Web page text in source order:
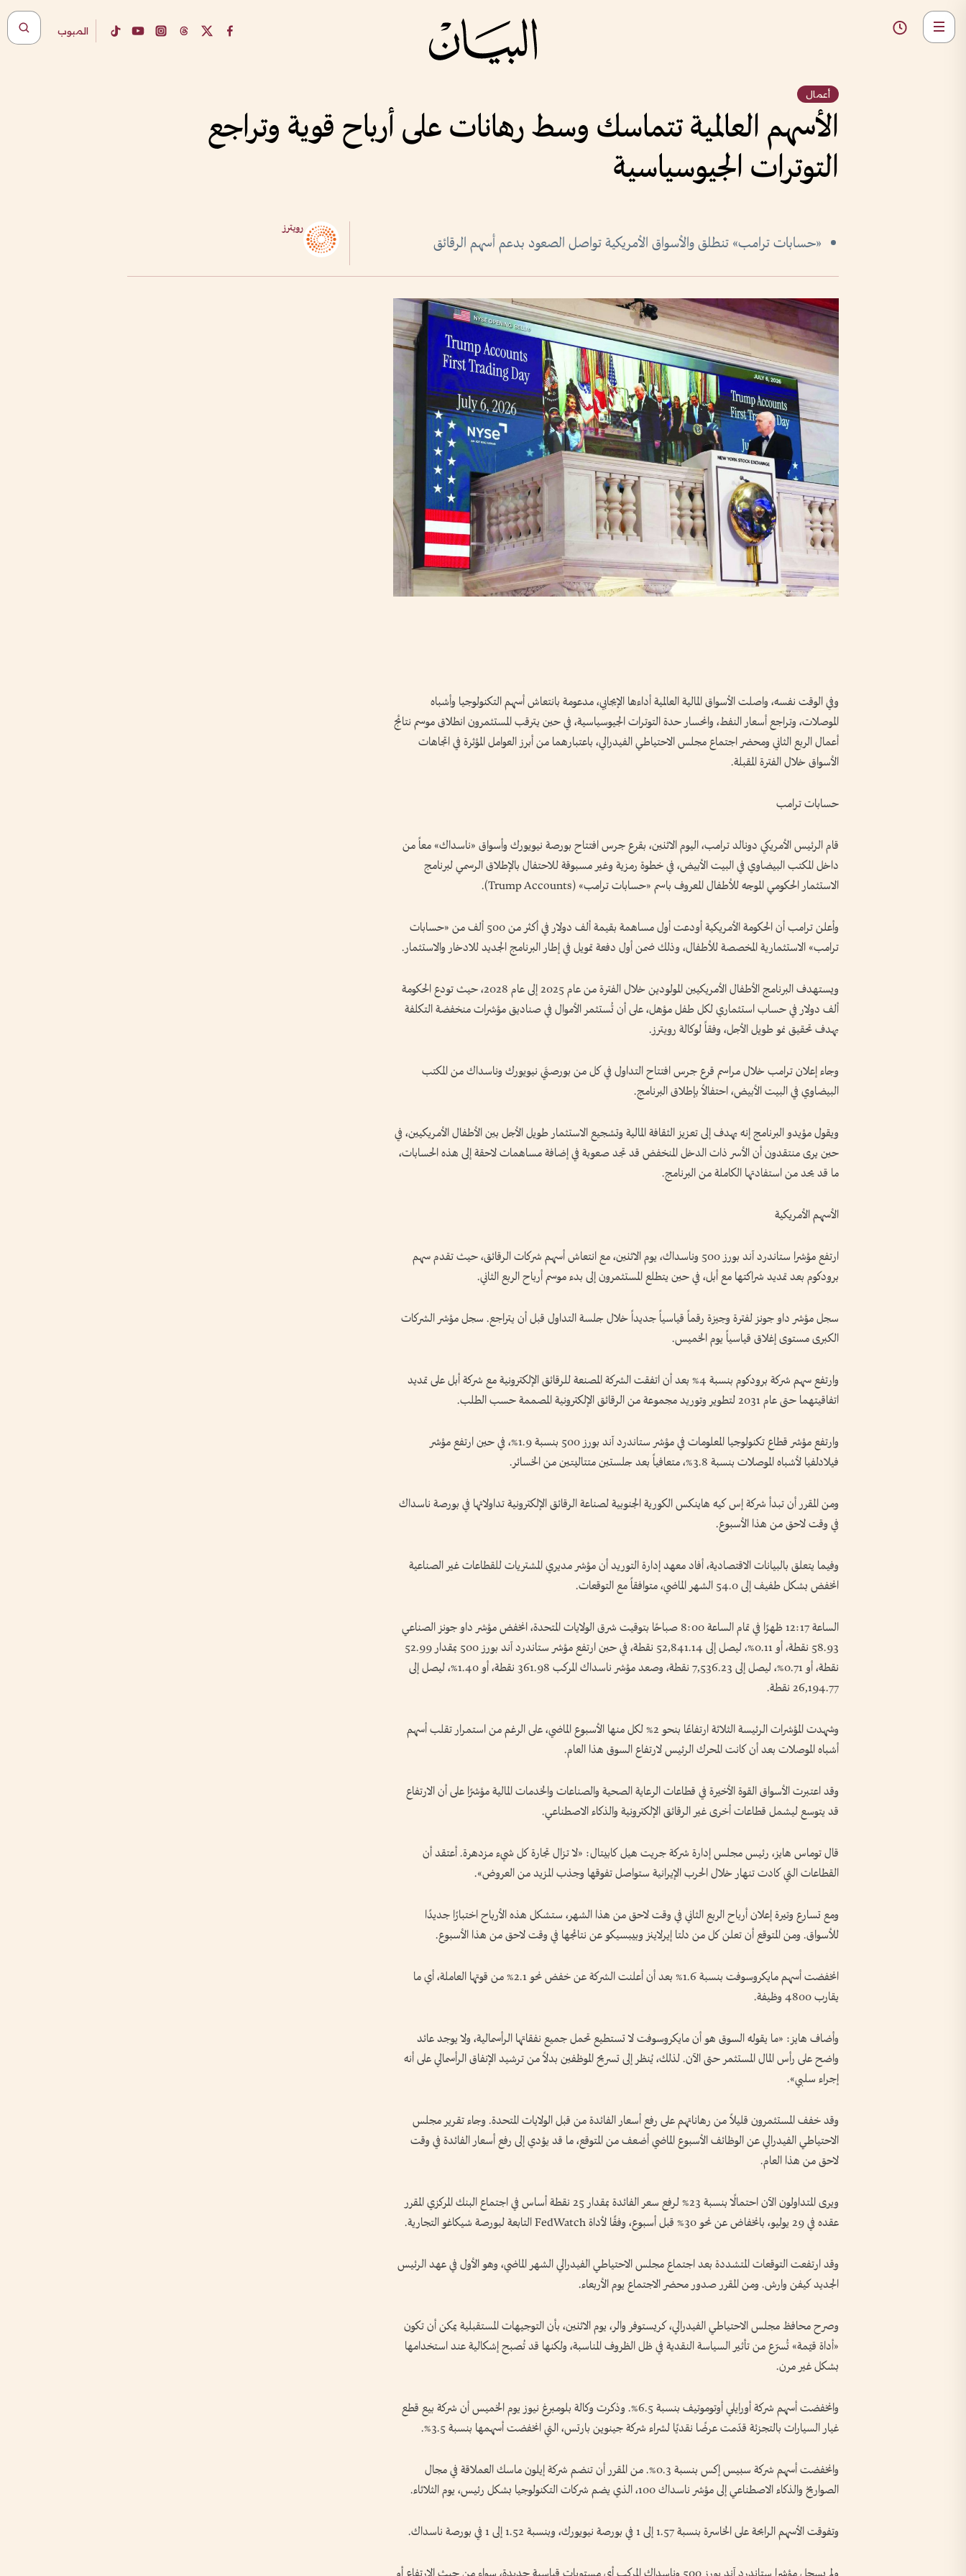
المبوب
أعمال
الأسهم العالمية تتماسك وسط رهانات على أرباح قوية وتراجع
التوترات الجيوسياسية
«حسابات ترامب» تنطلق والأسواق الأمريكية تواصل الصعود بدعم أسهم الرقائق
رويترز
وفي الوقت نفسه، واصلت الأسواق المالية العالمية أداءها الإيجابي، مدعومة بانتعاش أسهم التكنولوجيا وأشباه
الموصلات، وتراجع أسعار النفط، وانحسار حدة التوترات الجيوسياسية، في حين يترقب المستثمرون انطلاق موسم نتائج
أعمال الربع الثاني ومحضر اجتماع مجلس الاحتياطي الفيدرالي، باعتبارهما من أبرز العوامل المؤثرة في اتجاهات
الأسواق خلال الفترة المقبلة.
حسابات ترامب
قام الرئيس الأمريكي دونالد ترامب، اليوم الاثنين، بقرع جرس افتتاح بورصة نيويورك وأسواق «ناسداك» معاً من
داخل المكتب البيضاوي في البيت الأبيض، في خطوة رمزية وغير مسبوقة للاحتفال بالإطلاق الرسمي لبرنامج
الاستثمار الحكومي الموجه للأطفال المعروف باسم «حسابات ترامب» (Trump Accounts).
وأعلن ترامب أن الحكومة الأمريكية أودعت أول مساهمة بقيمة ألف دولار في أكثر من 500 ألف من «حسابات
ترامب» الاستثمارية المخصصة للأطفال، وذلك ضمن أول دفعة تمويل في إطار البرنامج الجديد للادخار والاستثمار.
ويستهدف البرنامج الأطفال الأمريكيين المولودين خلال الفترة من عام 2025 إلى عام 2028، حيث تودع الحكومة
ألف دولار في حساب استثماري لكل طفل مؤهل، على أن تُستثمر الأموال في صناديق مؤشرات منخفضة التكلفة
بهدف تحقيق نمو طويل الأجل، وفقاً لوكالة رويترز.
وجاء إعلان ترامب خلال مراسم قرع جرس افتتاح التداول في كل من بورصتَي نيويورك وناسداك من المكتب
البيضاوي في البيت الأبيض، احتفالاً بإطلاق البرنامج.
ويقول مؤيدو البرنامج إنه يهدف إلى تعزيز الثقافة المالية وتشجيع الاستثمار طويل الأجل بين الأطفال الأمريكيين، في
حين يرى منتقدون أن الأسر ذات الدخل المنخفض قد تجد صعوبة في إضافة مساهمات لاحقة إلى هذه الحسابات،
ما قد يحد من استفادتها الكاملة من البرنامج.
الأسهم الأمريكية
ارتفع مؤشرا ستاندرد آند بورز 500 وناسداك، يوم الاثنين، مع انتعاش أسهم شركات الرقائق، حيث تقدم سهم
برودكوم بعد تمديد شراكتها مع أبل، في حين يتطلع المستثمرون إلى بدء موسم أرباح الربع الثاني.
سجل مؤشر داو جونز لفترة وجيزة رقماً قياسياً جديداً خلال جلسة التداول قبل أن يتراجع. سجل مؤشر الشركات
الكبرى مستوى إغلاق قياسياً يوم الخميس.
وارتفع سهم شركة برودكوم بنسبة 4% بعد أن اتفقت الشركة المصنعة للرقائق الإلكترونية مع شركة أبل على تمديد
اتفاقيتهما حتى عام 2031 لتطوير وتوريد مجموعة من الرقائق الإلكترونية المصممة حسب الطلب.
وارتفع مؤشر قطاع تكنولوجيا المعلومات في مؤشر ستاندرد آند بورز 500 بنسبة 1.9%، في حين ارتفع مؤشر
فيلادلفيا لأشباه الموصلات بنسبة 3.8%، متعافياً بعد جلستين متتاليتين من الخسائر.
ومن المقرر أن تبدأ شركة إس كيه هاينكس الكورية الجنوبية لصناعة الرقائق الإلكترونية تداولاتها في بورصة ناسداك
في وقت لاحق من هذا الأسبوع.
وفيما يتعلق بالبيانات الاقتصادية، أفاد معهد إدارة التوريد أن مؤشر مديري المشتريات للقطاعات غير الصناعية
انخفض بشكل طفيف إلى 54.0 الشهر الماضي، متوافقاً مع التوقعات.
الساعة 12:17 ظهرًا في تمام الساعة 8:00 صباحًا بتوقيت شرق الولايات المتحدة، انخفض مؤشر داو جونز الصناعي
58.93 نقطة، أو 0.11%، ليصل إلى 52,841.14 نقطة، في حين ارتفع مؤشر ستاندرد آند بورز 500 بمقدار 52.99
نقطة، أو 0.71%، ليصل إلى 7,536.23 نقطة، وصعد مؤشر ناسداك المركب 361.98 نقطة، أو 1.40%، ليصل إلى
26,194.77 نقطة.
وشهدت المؤشرات الرئيسة الثلاثة ارتفاعًا بنحو 2% لكل منها الأسبوع الماضي، على الرغم من استمرار تقلب أسهم
أشباه الموصلات بعد أن كانت المحرك الرئيس لارتفاع السوق هذا العام.
وقد اعتبرت الأسواق القوة الأخيرة في قطاعات الرعاية الصحية والصناعات والخدمات المالية مؤشرًا على أن الارتفاع
قد يتوسع ليشمل قطاعات أخرى غير الرقائق الإلكترونية والذكاء الاصطناعي.
قال توماس هايز، رئيس مجلس إدارة شركة جريت هيل كابيتال: «لا تزال تجارة كل شيء مزدهرة. أعتقد أن
القطاعات التي كادت تنهار خلال الحرب الإيرانية ستواصل تفوقها وجذب المزيد من العروض».
ومع تسارع وتيرة إعلان أرباح الربع الثاني في وقت لاحق من هذا الشهر، ستشكل هذه الأرباح اختبارًا جديدًا
للأسواق. ومن المتوقع أن تعلن كل من دلتا إيرلاينز وبيبسيكو عن نتائجها في وقت لاحق من هذا الأسبوع.
انخفضت أسهم مايكروسوفت بنسبة 1.6% بعد أن أعلنت الشركة عن خفض نحو 2.1% من قوتها العاملة، أي ما
يقارب 4800 وظيفة.
وأضاف هايز: «ما يقوله السوق هو أن مايكروسوفت لا تستطيع تحمل جميع نفقاتها الرأسمالية، ولا يوجد عائد
واضح على رأس المال المستثمر حتى الآن. لذلك، يُنظر إلى تسريح الموظفين بدلاً من ترشيد الإنفاق الرأسمالي على أنه
إجراء سلبي».
وقد خفف المستثمرون قليلاً من رهاناتهم على رفع أسعار الفائدة من قبل الولايات المتحدة. وجاء تقرير مجلس
الاحتياطي الفيدرالي عن الوظائف الأسبوع الماضي أضعف من المتوقع، ما قد يؤدي إلى رفع أسعار الفائدة في وقت
لاحق من هذا العام.
ويرى المتداولون الآن احتمالًا بنسبة 23% لرفع سعر الفائدة بمقدار 25 نقطة أساس في اجتماع البنك المركزي المقرر
عقده في 29 يوليو، بانخفاض عن نحو 30% قبل أسبوع، وفقًا لأداة FedWatch التابعة لبورصة شيكاغو التجارية.
وقد ارتفعت التوقعات المتشددة بعد اجتماع مجلس الاحتياطي الفيدرالي الشهر الماضي، وهو الأول في عهد الرئيس
الجديد كيفن وارش. ومن المقرر صدور محضر الاجتماع يوم الأربعاء.
وصرح محافظ مجلس الاحتياطي الفيدرالي، كريستوفر والر، يوم الاثنين، بأن التوجيهات المستقبلية يمكن أن تكون
«أداة قيّمة» تُسرّع من تأثير السياسة النقدية في ظل الظروف المناسبة، ولكنها قد تُصبح إشكالية عند استخدامها
بشكل غير مرن.
وانخفضت أسهم شركة أورايلي أوتوموتيف بنسبة 6.5%. وذكرت وكالة بلومبرغ نيوز يوم الخميس أن شركة بيع قطع
غيار السيارات بالتجزئة قدّمت عرضًا نقديًا لشراء شركة جينوين بارتس، التي انخفضت أسهمها بنسبة 3.5%.
وانخفضت أسهم شركة سبيس إكس بنسبة 0.3%. من المقرر أن تنضم شركة إيلون ماسك العملاقة في مجال
الصواريخ والذكاء الاصطناعي إلى مؤشر ناسداك 100، الذي يضم شركات التكنولوجيا بشكل رئيس، يوم الثلاثاء.
وتفوقت الأسهم الرابحة على الخاسرة بنسبة 1.57 إلى 1 في بورصة نيويورك، وبنسبة 1.52 إلى 1 في بورصة ناسداك.